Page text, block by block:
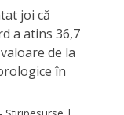
joi că
a atins 36,7
de la
în